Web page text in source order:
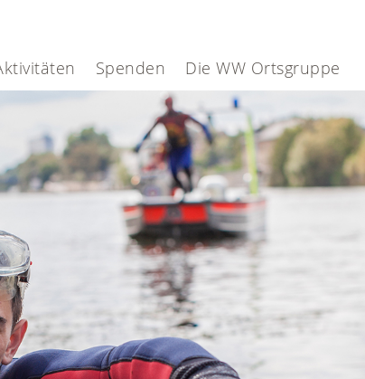
Spenden Die WW Ortsgruppe